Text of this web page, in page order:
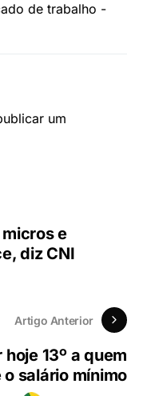
de trabalho -
um
e
diz CNI
Artigo Anterior
13º a quem
salário mínimo